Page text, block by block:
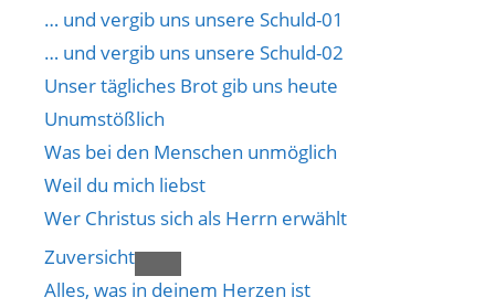
… und vergib uns unsere Schuld-01
… und vergib uns unsere Schuld-02
Unser tägliches Brot gib uns heute
Unumstößlich
Was bei den Menschen unmöglich
Weil du mich liebst
Wer Christus sich als Herrn erwählt
Zuversicht
Alles, was in deinem Herzen ist